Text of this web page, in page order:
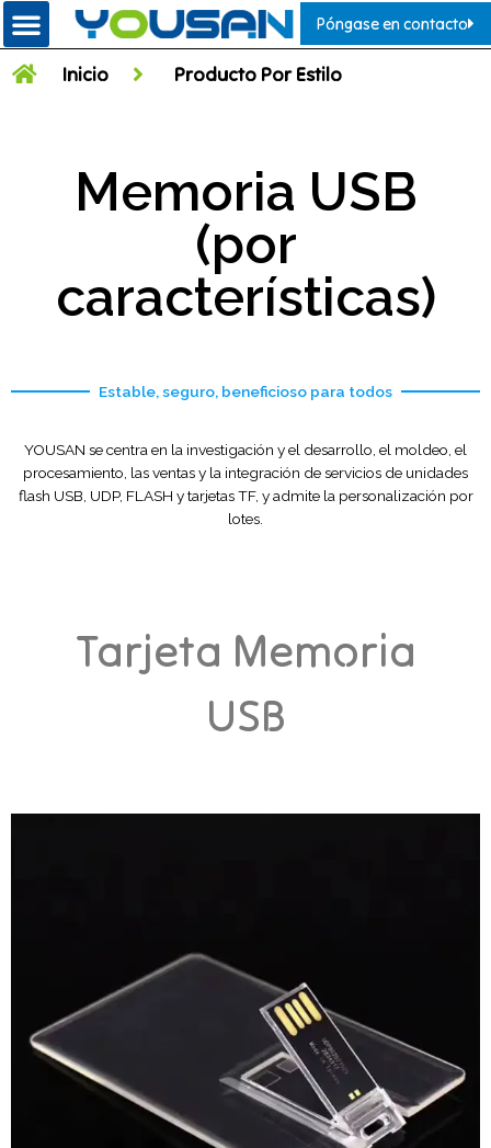
Póngase en contacto
Inicio Producto Por Estilo
Memoria USB
(por
características)
Estable, seguro, beneficioso para todos
YOUSAN se centra en la investigación y el desarrollo, el moldeo, el
procesamiento, las ventas y la integración de servicios de unidades
flash USB, UDP, FLASH y tarjetas TF, y admite la personalización por
lotes.
Tarjeta Memoria
USB